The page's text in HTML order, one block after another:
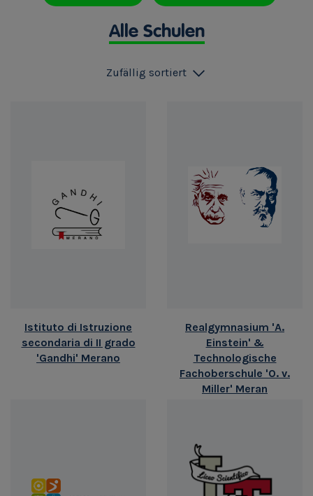
Alle Schulen
Zufällig sortiert
Istituto di Istruzione
secondaria di II grado
'Gandhi' Merano
Realgymnasium 'A.
Einstein' &
Technologische
Fachoberschule 'O. v.
Miller' Meran